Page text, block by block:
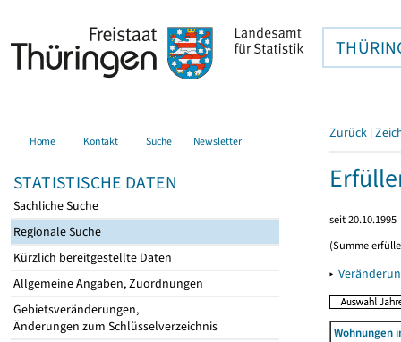
Home Kontakt Suche Newsletter
STATISTISCHE DATEN
Sachliche Suche
Regionale Suche
Kürzlich bereitgestellte Daten
Allgemeine Angaben, Zuordnungen
Gebietsveränderungen,
Änderungen zum Schlüsselverzeichnis
Zurück |
seit 20.10.1995
(Summe
▸
Wohnungen